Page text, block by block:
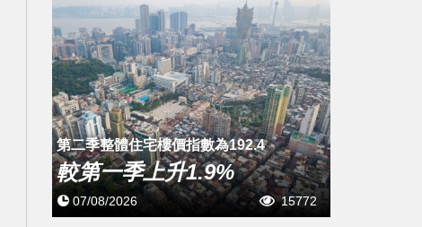
第二季整體住宅樓價指數為192.4
較第一季上升1.9%
07/08/2026 15772